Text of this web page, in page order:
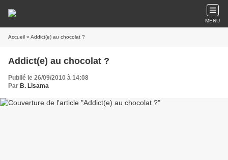
MENU
Accueil » Addict(e) au chocolat ?
Addict(e) au chocolat ?
Publié le 26/09/2010 à 14:08
Par B. Lisama